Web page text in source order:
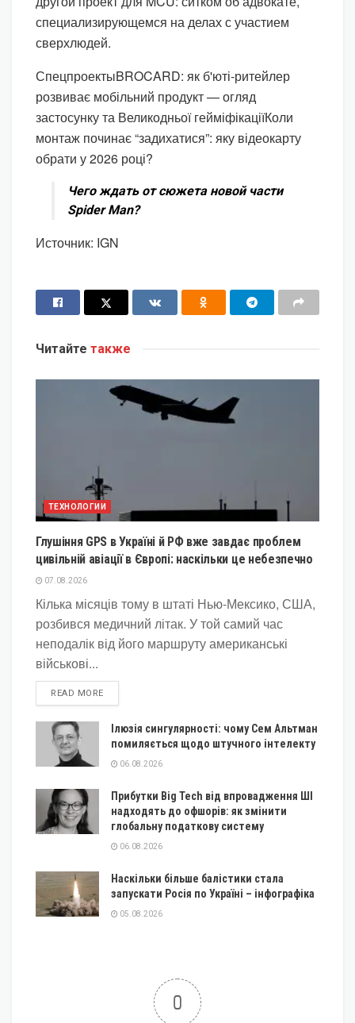
специализирующемся на делах с участием
сверхлюдей.
СпецпроектыBROCARD: як б'юті-ритейлер
розвиває мобільний продукт — огляд
застосунку та Великодньої гейміфікаціїКоли
монтаж починає “задихатися”: яку відеокарту
обрати у 2026 році?
Чего ждать от сюжета новой части
Spider Man?
Источник: IGN
Читайте также
ТЕХНОЛОГИИ
Глушіння GPS в Україні й РФ вже завдає проблем
цивільній авіації в Європі: наскільки це небезпечно
07.08.2026
Кілька місяців тому в штаті Нью-Мексико, США,
розбився медичний літак. У той самий час
неподалік від його маршруту американські
військові...
READ MOREDETAILS
Ілюзія сингулярності: чому Сем Альтман
помиляється щодо штучного інтелекту
06.08.2026
Прибутки Big Tech від впровадження ШІ
надходять до офшорів: як змінити
глобальну податкову систему
06.08.2026
Наскільки більше балістики стала
запускати Росія по Україні – інфографіка
05.08.2026
0